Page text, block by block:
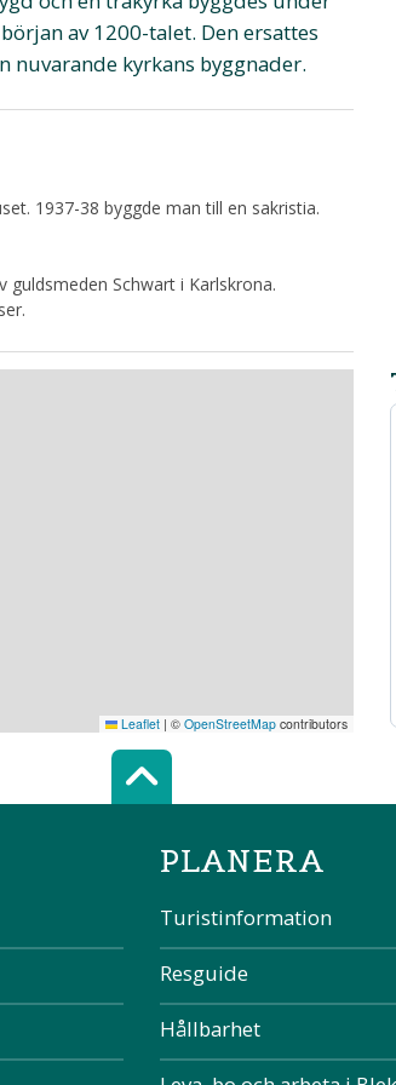
av 1200-talet. Den ersattes
nuvarande kyrkans byggnader.
1937-38 byggde man till en sakristia.
Schwart i Karlskrona.
Leaflet | © OpenStreetMap contributors
Scroll top of
PLANERA
Turistinformation
Resguide
Hållbarhet